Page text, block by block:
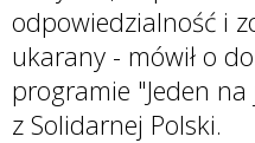
odpowiedzialność i
ukarany - mówił o
programie "Jeden
z Solidarnej Polski.